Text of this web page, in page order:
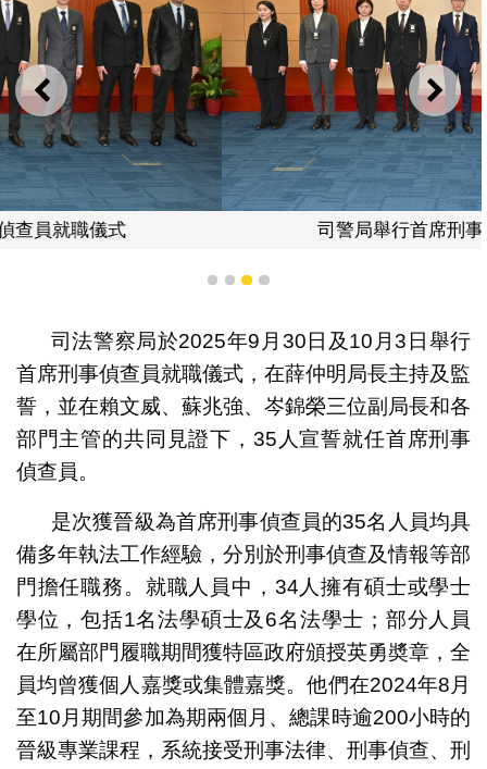
上一則 下一
司警局舉行首席刑事偵查員就職儀式
1 2 3 4
司法警察局於2025年9月30日及10月3日舉行
首席刑事偵查員就職儀式，在薛仲明局長主持及監
誓，並在賴文威、蘇兆強、岑錦榮三位副局長和各
部門主管的共同見證下，35人宣誓就任首席刑事
偵查員。
是次獲晉級為首席刑事偵查員的35名人員均具
備多年執法工作經驗，分別於刑事偵查及情報等部
門擔任職務。就職人員中，34人擁有碩士或學士
學位，包括1名法學碩士及6名法學士；部分人員
在所屬部門履職期間獲特區政府頒授英勇奬章，全
員均曾獲個人嘉獎或集體嘉獎。他們在2024年8月
至10月期間參加為期兩個月、總課時逾200小時的
晉級專業課程，系統接受刑事法律、刑事偵查、刑